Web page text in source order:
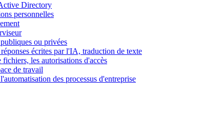
Directory
personnelles
ou privées
écrites par l'IA, traduction de texte
fichiers, les autorisations d'accès
de travail
des processus d'entreprise